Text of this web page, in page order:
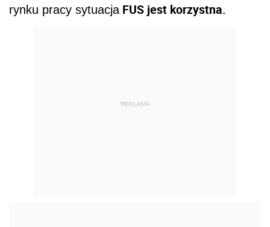
rynku pracy sytuacjaFUS jest korzystna.
REKLAMA